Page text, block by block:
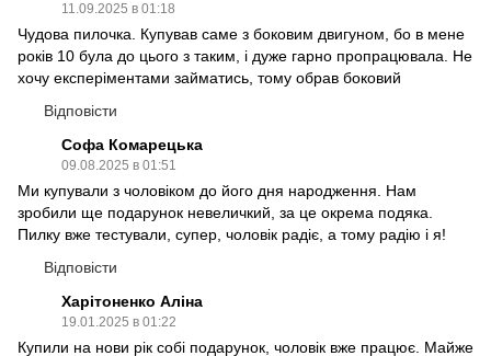
11.09.2025 в 01:18
Чудова пилочка. Купував саме з боковим двигуном, бо в мене
років 10 була до цього з таким, і дуже гарно пропрацювала. Не
хочу експеріментами займатись, тому обрав боковий
Відповісти
Софа Комарецька
09.08.2025 в 01:51
Ми купували з чоловіком до його дня народження. Нам
зробили ще подарунок невеличкий, за це окрема подяка.
Пилку вже тестували, супер, чоловік радіє, а тому радію і я!
Відповісти
Харітоненко Аліна
19.01.2025 в 01:22
Купили на нови рік собі подарунок, чоловік вже працює. Майже